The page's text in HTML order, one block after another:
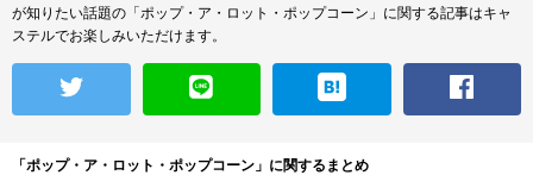
が知りたい話題の「ポップ・ア・ロット・ポップコーン」に関する記事はキャ
ステルでお楽しみいただけます。
「ポップ・ア・ロット・ポップコーン」に関するまとめ